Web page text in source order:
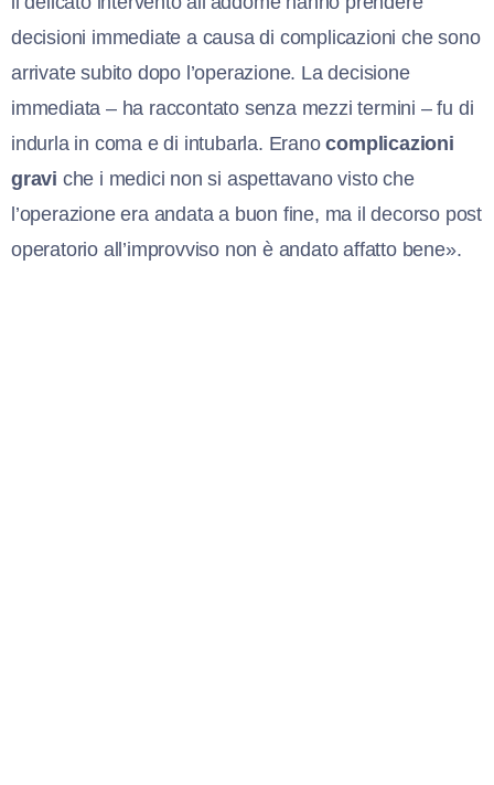
decisioni immediate a causa di complicazioni che sono
arrivate subito dopo l’operazione. La decisione
immediata – ha raccontato senza mezzi termini – fu di
indurla in coma e di intubarla. Eranocomplicazioni
gravi che i medici non si aspettavano visto che
l’operazione era andata a buon fine, ma il decorso post
operatorio all’improvviso non è andato affatto bene».